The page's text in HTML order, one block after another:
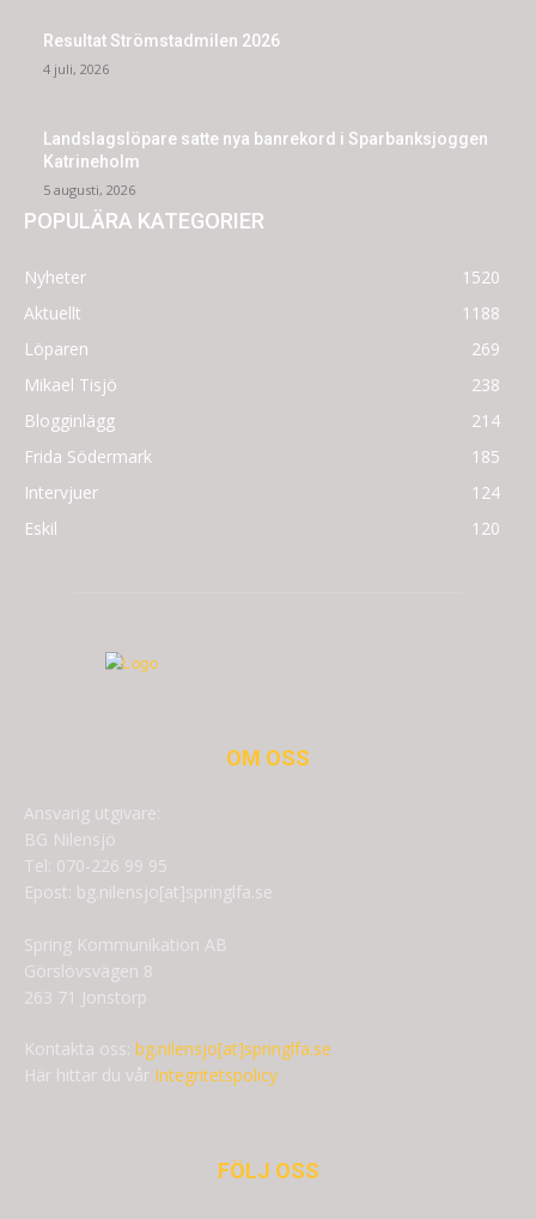
Resultat Strömstadmilen 2026
4 juli, 2026
Landslagslöpare satte nya banrekord i Sparbanksjoggen
Katrineholm
5 augusti, 2026
POPULÄRA KATEGORIER
Nyheter
1520
Aktuellt
1188
Löparen
269
Mikael Tisjö
238
Blogginlägg
214
Frida Södermark
185
Intervjuer
124
Eskil
120
OM OSS
Ansvarig utgivare:
BG Nilensjö
Tel: 070-226 99 95
Epost: bg.nilensjo[at]springlfa.se
Spring Kommunikation AB
Görslövsvägen 8
263 71 Jonstorp
Kontakta oss: bg.nilensjo[at]springlfa.se
Här hittar du vår Integritetspolicy
FÖLJ OSS